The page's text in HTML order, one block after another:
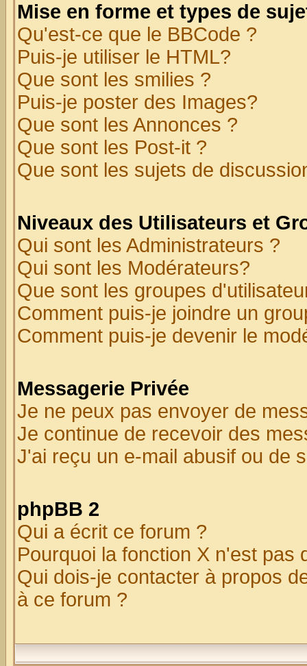
Mise en forme et types de
Qu'est-ce que le BBCode ?
Puis-je utiliser le HTML?
Que sont les smilies ?
Puis-je poster des Images?
Que sont les Annonces ?
Que sont les Post-it ?
Que sont les sujets de
Niveaux des Utilisateurs et
Qui sont les Administrateurs ?
Qui sont les Modérateurs?
Que sont les groupes
Comment puis-je joindre un
Comment puis-je devenir le
Messagerie Privée
Je ne peux pas envoyer de
Je continue de recevoir des
J'ai reçu un e-mail abusif ou de
phpBB 2
Qui a écrit ce forum ?
Pourquoi la fonction X n'est pas
Qui dois-je contacter à propos
à ce forum ?